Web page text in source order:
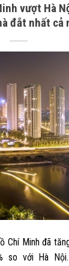
vượt Hà
đắt nhất cả
Chí Minh đã
so với Hà